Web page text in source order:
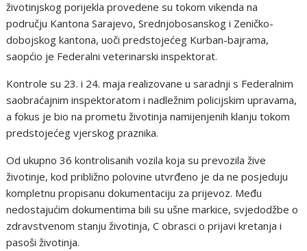
životinjskog porijekla provedene su tokom vikenda na
području Kantona Sarajevo, Srednjobosanskog i Zeničko-
dobojskog kantona, uoči predstojećeg Kurban-bajrama,
saopćio je Federalni veterinarski inspektorat.
Kontrole su 23. i 24. maja realizovane u saradnji s Federalnim
saobraćajnim inspektoratom i nadležnim policijskim upravama,
a fokus je bio na prometu životinja namijenjenih klanju tokom
predstojećeg vjerskog praznika.
Od ukupno 36 kontrolisanih vozila koja su prevozila žive
životinje, kod približno polovine utvrđeno je da ne posjeduju
kompletnu propisanu dokumentaciju za prijevoz. Među
nedostajućim dokumentima bili su ušne markice, svjedodžbe o
zdravstvenom stanju životinja, C obrasci o prijavi kretanja i
pasoši životinja.